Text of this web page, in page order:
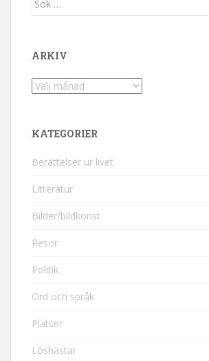
ARKIV
Arkiv
KATEGORIER
Berättelser ur livet
Litteratur
Bilder/bildkonst
Resor
Politik
Ord och språk
Platser
Löshästar